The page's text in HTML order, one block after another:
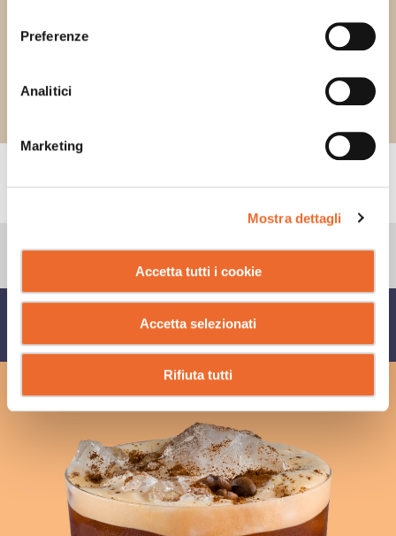
Preferenze
Analitici
Marketing
Mostra dettagli
Accetta tutti i cookie
Accetta selezionati
Rifiuta tutti
CONSIGLI